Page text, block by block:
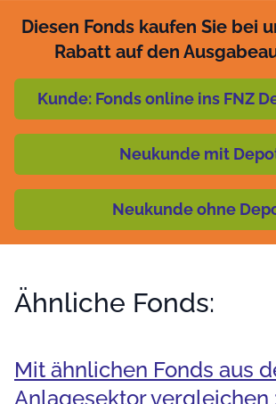
Diesen Fonds kaufen Sie bei
Rabatt auf den
Kunde: Fonds online ins FNZ
Neukunde mit
Neukunde ohne
Ähnliche Fonds:
Mit ähnlichen Fonds aus
Anlagesektor vergleichen